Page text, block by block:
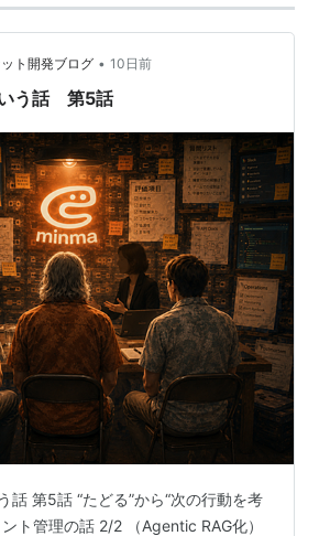
ト開発ブログ • 10日前
う話 第5話
話 第5話 “たどる”から“次の行動を考
ト管理の話 2/2 （Agentic RAG化）